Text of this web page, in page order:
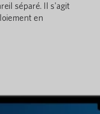
séparé. Il s'agit
en